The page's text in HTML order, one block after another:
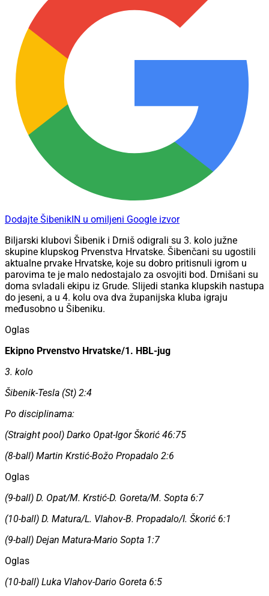
Dodajte ŠibenikIN u omiljeni Google izvor
Biljarski klubovi Šibenik i Drniš odigrali su 3. kolo južne
skupine klupskog Prvenstva Hrvatske. Šibenčani su ugostili
aktualne prvake Hrvatske, koje su dobro pritisnuli igrom u
parovima te je malo nedostajalo za osvojiti bod. Drnišani su
doma svladali ekipu iz Grude. Slijedi stanka klupskih nastupa
do jeseni, a u 4. kolu ova dva županijska kluba igraju
međusobno u Šibeniku.
Oglas
Ekipno Prvenstvo Hrvatske/1. HBL-jug
3. kolo
Šibenik-Tesla (St) 2:4
Po disciplinama:
(Straight pool) Darko Opat-Igor Škorić 46:75
(8-ball) Martin Krstić-Božo Propadalo 2:6
Oglas
(9-ball) D. Opat/M. Krstić-D. Goreta/M. Sopta 6:7
(10-ball) D. Matura/L. Vlahov-B. Propadalo/I. Škorić 6:1
(9-ball) Dejan Matura-Mario Sopta 1:7
Oglas
(10-ball) Luka Vlahov-Dario Goreta 6:5